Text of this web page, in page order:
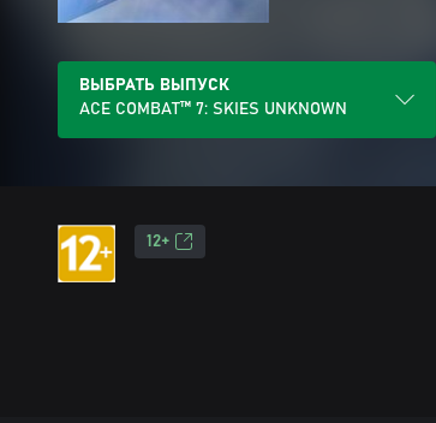
ВЫБРАТЬ ВЫПУСК
ACE COMBAT™ 7: SKIES UNKNOWN
12+